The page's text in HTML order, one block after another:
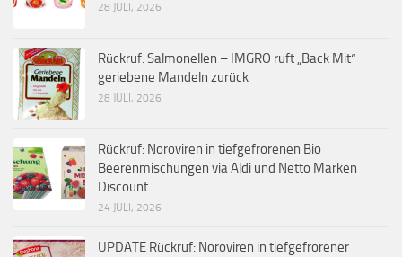
28 JULI, 2026
Rückruf: Salmonellen – IMGRO ruft „Back Mit“
geriebene Mandeln zurück
28 JULI, 2026
Rückruf: Noroviren in tiefgefrorenen Bio
Beerenmischungen via Aldi und Netto Marken
Discount
24 JULI, 2026
UPDATE Rückruf: Noroviren in tiefgefrorener